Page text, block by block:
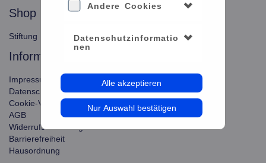
Andere Cookies
Datenschutzinformatio
nen
Alle akzeptieren
Nur Auswahl bestätigen
shop
Stiftung Planetarium Berlin
service
Konto verwalten
information
Impressum
Datenschutz
Cookie-Verwendung
AGB
Widerrufsbelehrung
Barrierefreiheit
Hausordnung